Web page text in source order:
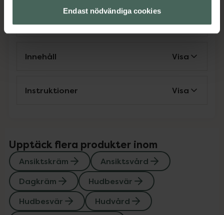
Endast nödvändiga cookies
Omdömen Visa
Innehåll Visa
Instruktioner Visa
Upptäck flera produkter inom
Ansiktskräm
Ansiktsvård
Dagkräm
Hudbesvär
Hudbesvär
Hudvård